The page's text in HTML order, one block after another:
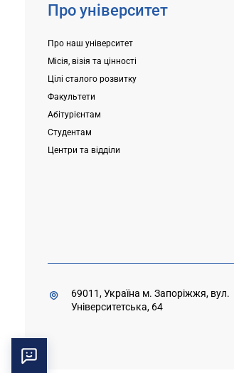
Про університет
Про наш університет
Місія, візія та цінності
Цілі сталого розвитку
Факультети
Абітурієнтам
Студентам
Центри та відділи
69011, Україна м. Запоріжжя, вул.
Університетська, 64